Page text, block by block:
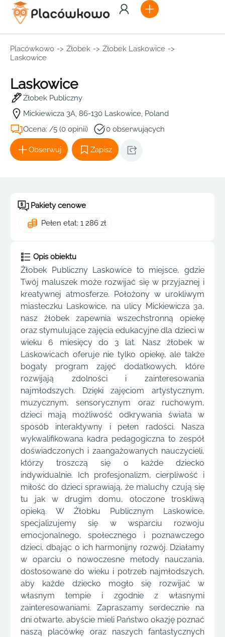
Placówkowo -> Żłobek -> Żłobek Laskowice ->
Laskowice
Laskowice
Żłobek Publiczny
Mickiewicza 3A, 86-130 Laskowice, Poland
Ocena: /5 (0 opinii)
0 obserwujących
Obserwuj Zapisz
Pakiety cenowe
Pełen etat: 1 286 zł
Opis obiektu
Żłobek Publiczny Laskowice to miejsce, gdzie
Twój maluszek może rozwijać się w przyjaznej i
kreatywnej atmosferze. Położony w urokliwym
miasteczku Laskowice, na ulicy Mickiewicza 3a,
nasz żłobek zapewnia wszechstronną opiekę
oraz stymulujące zajęcia edukacyjne dla dzieci w
wieku 6 miesięcy do 3 lat. Nasz żłobek w
Laskowicach oferuje nie tylko opiekę, ale także
bogaty program zajęć dodatkowych, które
rozwijają zdolności i zainteresowania
najmłodszych. Dzięki zajęciom artystycznym,
muzycznym, sensorycznym oraz ruchowym,
dzieci mają możliwość odkrywania świata w
sposób interaktywny i pełen radości. Nasza
wykwalifikowana kadra pedagogiczna to zespół
doświadczonych i zaangażowanych nauczycieli,
którzy troszczą się o każde dziecko
indywidualnie. Ich profesjonalizm, cierpliwość i
miłość do dzieci sprawiają, że maluchy czują się
tu jak w drugim domu, otoczone troskliwą
opieką. W Żłobku Publicznym Laskowice,
specjalizujemy się w wsparciu rozwoju
emocjonalnego, społecznego i poznawczego
dzieci, dbając o ich harmonijny rozwój. Działamy
w oparciu o nowoczesne metody nauczania,
dostosowane do wieku i potrzeb najmłodszych,
aby każde dziecko mogło się rozwijać w
własnym tempie i zgodnie z własnymi
zainteresowaniami. Zapraszamy serdecznie na
dni otwarte, abyście mieli Państwo okazję poznać
naszą placówkę oraz naszych fantastycznych